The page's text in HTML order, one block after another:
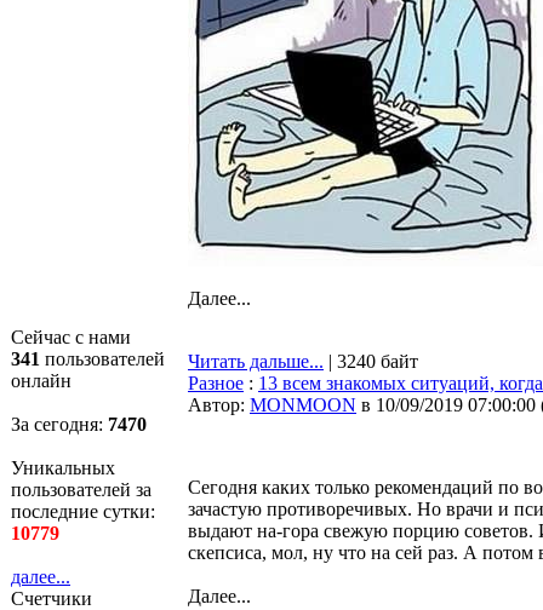
Сейчас с нами
341 пользователей
онлайн
За сегодня: 7470
Уникальных
пользователей за
последние сутки:
10779
далее...
Счетчики
Далее...
Читать дальше... | 3240 байт
Разное : 13 всем знакомых ситуаций,
Автор: MONMOON в 10/09/2019 07:00:00
Сегодня каких только рекомендаций по
зачастую противоречивых. Но врачи и
выдают на-гора свежую порцию советов.
скепсиса, мол, ну что на сей раз. А
Далее...